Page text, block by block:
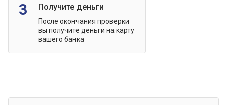
3 Получите деньги
После окончания проверки
вы получите деньги на карту
вашего банка